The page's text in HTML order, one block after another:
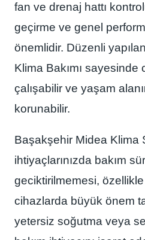
fan ve drenaj hattı
geçirme ve genel
önemlidir. Düzenli
Klima Bakımı
çalışabilir ve yaşam
korunabilir.
Başakşehir Midea Klima
ihtiyaçlarınızda bakım
geciktirilmemesi,
cihazlarda büyük önem
yetersiz soğutma veya